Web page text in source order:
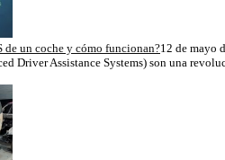
de un coche y cómo funcionan?12 de mayo
Driver Assistance Systems) son una